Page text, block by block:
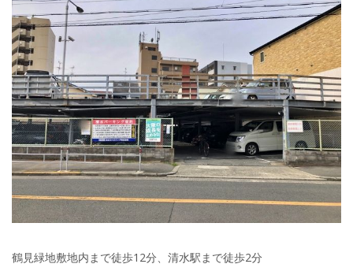
鶴見緑地敷地内まで徒歩12分、清水駅まで徒歩2分